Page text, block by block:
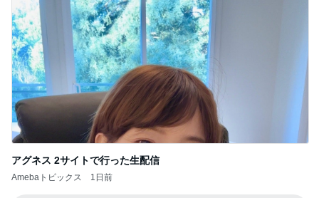
アグネス 2サイトで行った生配信
Amebaトピックス 1日前